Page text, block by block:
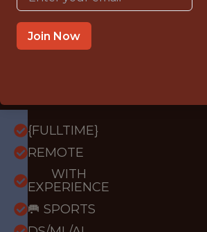
{FULLTIME}
REMOTE
WITH
EXPERIENCE
🥅 SPORTS
Join Now